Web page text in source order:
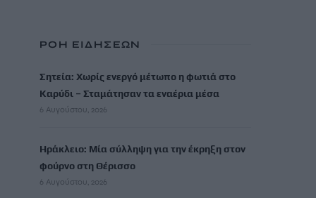
ΡΟΗ ΕΙΔΗΣΕΩΝ
Σητεία: Χωρίς ενεργό μέτωπο η φωτιά στο
Καρύδι – Σταμάτησαν τα εναέρια μέσα
6 Αυγούστου, 2026
Ηράκλειο: Μία σύλληψη για την έκρηξη στον
φούρνο στη Θέρισσο
6 Αυγούστου, 2026